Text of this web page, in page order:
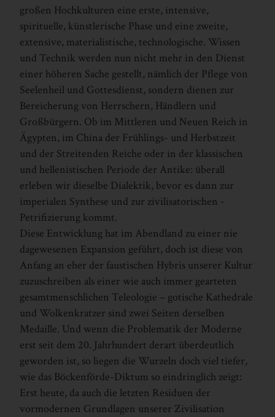
großen Hochkulturen eine erste, intensive,
spirituelle, künstlerische Phase und eine zweite,
extensive, materialistische, technologische. Wissen
und Technik werden nun nicht mehr in den Dienst
einer höheren Sache gestellt, nämlich der Pflege von
Seelenheil und Gottesdienst, sondern dienen zur
Bereicherung von Herrschern, Händlern und
Großbürgern. Ob im Mittleren und Neuen Reich in
Ägypten, im China der Frühlings- und Herbstzeit
und der Streitenden Reiche oder in der klassischen
und hellenistischen Periode der Antike: überall
erleben wir dieselbe Dialektik, bevor es dann zur
imperialen Synthese und zur zivilisatorischen ­
Petrifizierung kommt.
Diese Entwicklung hat im Abendland zu einer nie
dagewesenen Expansion geführt, doch ist diese von
Anfang an eher der faustischen Hybris unserer Kultur
zuzuschreiben als einer wie auch immer gearteten
gesamtmenschlichen Teleologie – gotische Kathedrale
und Wolkenkratzer sind zwei Seiten derselben
Medaille. Und wenn die Problematik der Moderne
erst seit dem 20. Jahrhundert derart überdeutlich
geworden ist, so liegen die Wurzeln doch viel tiefer,
wie das Böckenförde-Diktum so eindringlich zeigt:
Erst heute, da auch die letzten Residuen der
vormodernen Grundlagen unserer Zivilisation